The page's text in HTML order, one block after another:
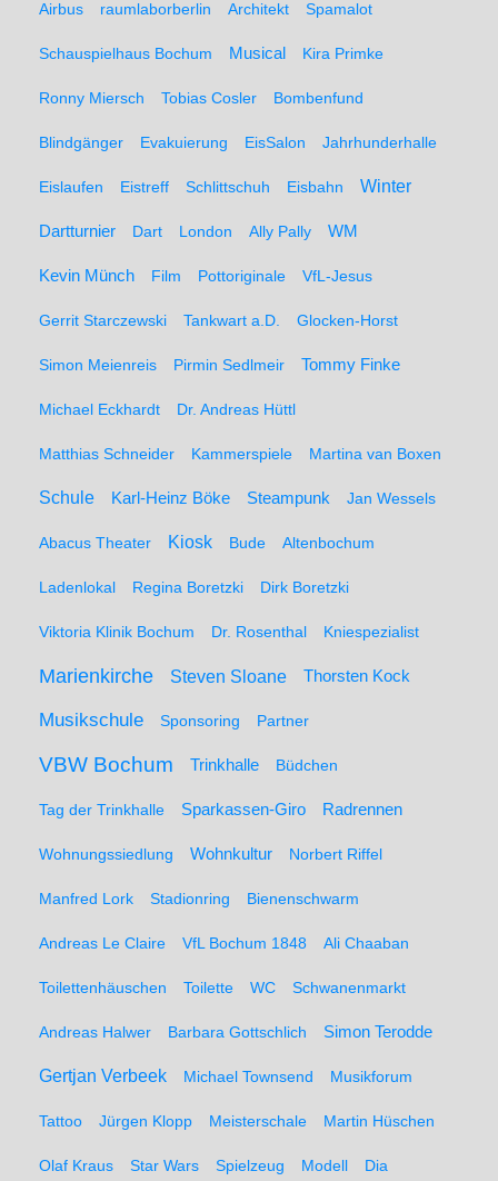
Airbus raumlaborberlin Architekt Spamalot
Schauspielhaus Bochum Musical Kira Primke
Ronny Miersch Tobias Cosler Bombenfund
Blindgänger Evakuierung EisSalon Jahrhunderhalle
Eislaufen Eistreff Schlittschuh Eisbahn Winter
Dartturnier Dart London Ally Pally WM
Kevin Münch Film Pottoriginale VfL-Jesus
Gerrit Starczewski Tankwart a.D. Glocken-Horst
Simon Meienreis Pirmin Sedlmeir Tommy Finke
Michael Eckhardt Dr. Andreas Hüttl
Matthias Schneider Kammerspiele Martina van Boxen
Schule Karl-Heinz Böke Steampunk Jan Wessels
Abacus Theater Kiosk Bude Altenbochum
Ladenlokal Regina Boretzki Dirk Boretzki
Viktoria Klinik Bochum Dr. Rosenthal Kniespezialist
Marienkirche Steven Sloane Thorsten Kock
Musikschule Sponsoring Partner
VBW Bochum Trinkhalle Büdchen
Tag der Trinkhalle Sparkassen-Giro Radrennen
Wohnungssiedlung Wohnkultur Norbert Riffel
Manfred Lork Stadionring Bienenschwarm
Andreas Le Claire VfL Bochum 1848 Ali Chaaban
Toilettenhäuschen Toilette WC Schwanenmarkt
Andreas Halwer Barbara Gottschlich Simon Terodde
Gertjan Verbeek Michael Townsend Musikforum
Tattoo Jürgen Klopp Meisterschale Martin Hüschen
Olaf Kraus Star Wars Spielzeug Modell Dia